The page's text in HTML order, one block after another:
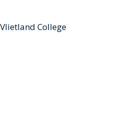
College